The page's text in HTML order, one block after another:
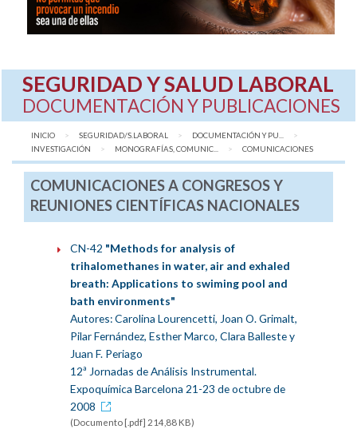
SEGURIDAD Y SALUD LABORAL
DOCUMENTACIÓN Y PUBLICACIONES
INICIO SEGURIDAD/S.LABORAL
DOCUMENTACIÓN Y PU...
INVESTIGACIÓN
MONOGRAFÍAS, COMUNIC... AQUÍ:
COMUNICACIONES
COMUNICACIONES A CONGRESOS Y
REUNIONES CIENTÍFICAS NACIONALES
CN-42 "Methods for analysis of
trihalomethanes in water, air and exhaled
breath: Applications to swiming pool and
bath environments"
Autores: Carolina Lourencetti, Joan O. Grimalt,
Pilar Fernández, Esther Marco, Clara Balleste y
Juan F. Periago
12ª Jornadas de Análisis Instrumental.
Expoquímica Barcelona 21-23 de octubre de
2008
(Documento [.pdf] 214,88 KB)